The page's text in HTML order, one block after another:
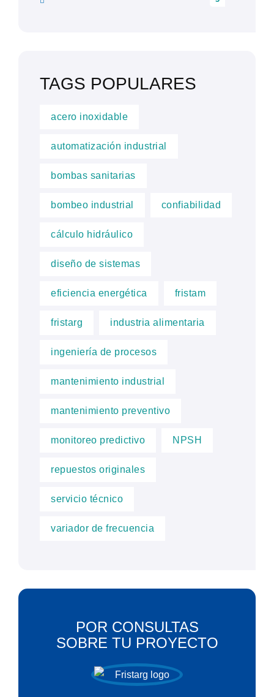
TAGS POPULARES
acero inoxidable
automatización industrial
bombas sanitarias
bombeo industrial confiabilidad
cálculo hidráulico
diseño de sistemas
eficiencia energética fristam
fristarg industria alimentaria
ingeniería de procesos
mantenimiento industrial
mantenimiento preventivo
monitoreo predictivo NPSH
repuestos originales
servicio técnico
variador de frecuencia
POR CONSULTAS
SOBRE TU PROYECTO